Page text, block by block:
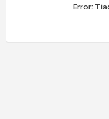
Error: